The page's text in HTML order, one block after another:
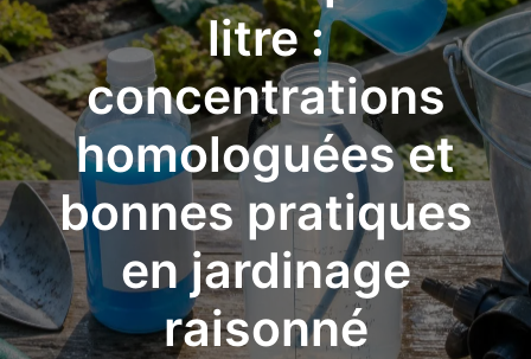
litre :
concentrations
homologuées et
bonnes pratiques
en jardinage
raisonné